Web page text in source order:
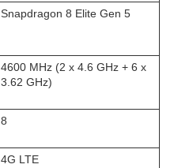
Snapdragon 8 Elite Gen 5
4600 MHz (2 x 4.6 GHz + 6 x
3.62 GHz)
8
4G LTE